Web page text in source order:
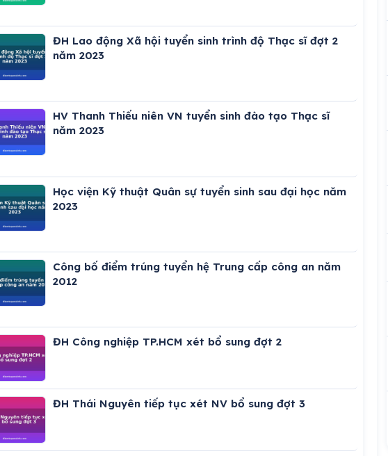
ĐH Lao động Xã hội tuyển sinh trình độ Thạc sĩ đợt 2
năm 2023
HV Thanh Thiếu niên VN tuyển sinh đào tạo Thạc sĩ
năm 2023
Học viện Kỹ thuật Quân sự tuyển sinh sau đại học năm
2023
Công bố điểm trúng tuyển hệ Trung cấp công an năm
2012
ĐH Công nghiệp TP.HCM xét bổ sung đợt 2
ĐH Thái Nguyên tiếp tục xét NV bổ sung đợt 3